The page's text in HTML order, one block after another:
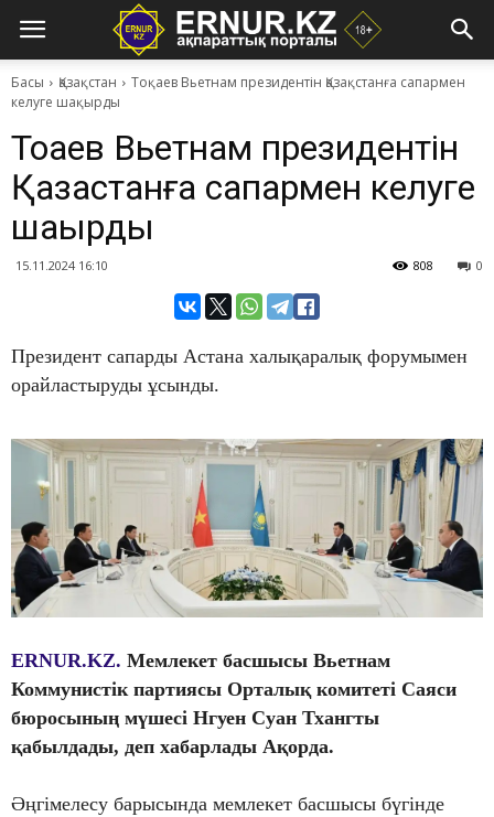
Басы Қазақстан
Тоқаев Вьетнам президентін Қазақстанға сапармен
келуге шақырды
Тоқаев Вьетнам президентін
Қазақстанға сапармен келуге
шақырды
15.11.2024 16:10 0
808
Президент сапарды Астана халықаралық форумымен
орайластыруды ұсынды.
ERNUR.KZ. Мемлекет басшысы Вьетнам
Коммунистік партиясы Орталық комитеті Саяси
бюросының мүшесі Нгуен Суан Тхангты
қабылдады, деп хабарлады Ақорда.
Әңгімелесу барысында мемлекет басшысы бүгінде